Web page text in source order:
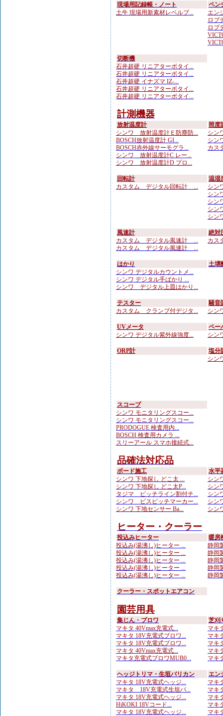
現場用記録帳・ノート
土牛 現場用新素材レベルブ...
ペン
エン
ロブ
ロブ
切断機
石井超硬 リニアターボタイ...
石井超硬 リニアターボタイ...
石井超硬 イナズマ IZ-...
石井超硬 リニアターボタイ...
石井超硬 リニアターボタイ...
計測機器
放射温度計
シンワ 放射温度計Ｅ防塵防...
BOSCH放射温度計 GI...
BOSCH赤外線サーモグラ...
シンワ 放射温度計C レー...
シンワ 放射温度計D プロ...
照度
シン
シン
カス
回転計
カスタム デジタル回転計 ...
温湿
シン
シン
シン
シン
シン
風速計
カスタム デジタル風速計 ...
カスタム デジタル風速計 ...
絶対
カス
はかり
シンワ デジタルカウントメ...
シンワ デジタル手ばかり ...
シンワ デジタル上皿はかり...
土壌
テスター
カスタム クランプ付デジタ...
騒音
シン
UVメータ
シンワ デジタル紫外線強度...
ペー
シン
ORP計
塩分
シン
スコープ
シンワ モニタリングスコー...
シンワ モニタリングスコー...
PRODOGUE 検査用内...
BOSCH 検査用カメラ ...
スリーアール スマホ接続式...
品確法対応品
ボード施工
シンワ 下地探し どこ太 ...
シンワ 下地探し どこ太P...
タジマ ピッチライン割付チ...
シンワ ビスピッチマーカー...
シンワ 下地センサー Ba...
水平
シン
シン
シン
シン
シン
ヒーター・クーラー
投込みヒーター
投込み(湯沸し)ヒーター ...
投込み(湯沸し)ヒーター ...
投込み(湯沸し)ヒーター ...
投込み(湯沸し)ヒーター ...
投込み(湯沸し)ヒーター ...
暖房
静岡
静岡
静岡
静岡
静岡
クーラー・スポットエアコン
園芸用具
集じん・ブロワ
マキタ 40Vmax充電式...
マキタ 18V充電式ブロワ...
マキタ 18V充電式ブロワ...
マキタ 40Vmax充電式...
マキタ充電式ブロワMUB0...
芝刈
マキ
マキ
マキ
マキ
マキ
ヘッジトリマ・生垣バリカン
マキタ 18V充電式ヘッジ...
マキタ 18V充電式生垣バ...
マキタ 18V充電式ヘッジ...
HiKOKI 18Vコード...
マキタ 18V充電式ヘッジ...
エン
マキ
マキ
マキ
マキ
マキ